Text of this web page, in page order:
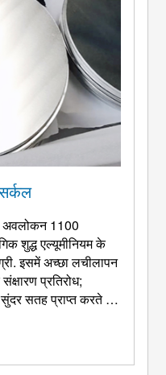
अवलोकन 1100
शुद्ध एल्यूमीनियम के
इसमें अच्छा लचीलापन
प्रतिरोध;
सतह प्राप्त करते हुए
Production